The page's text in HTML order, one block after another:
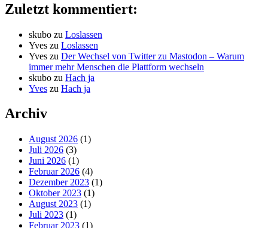
Zuletzt kommentiert:
skubo zu Loslassen
Yves zu Loslassen
Yves zu Der Wechsel von Twitter zu Mastodon – Warum
immer mehr Menschen die Plattform wechseln
skubo zu Hach ja
Yves zu Hach ja
Archiv
August 2026 (1)
Juli 2026 (3)
Juni 2026 (1)
Februar 2026 (4)
Dezember 2023 (1)
Oktober 2023 (1)
August 2023 (1)
Juli 2023 (1)
Februar 2023 (1)